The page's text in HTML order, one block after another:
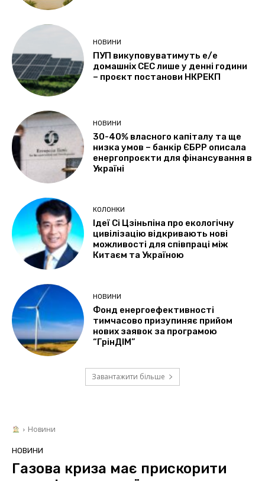
НОВИНИ
ПУП викуповуватимуть е/е
домашніх СЕС лише у денні години
– проєкт постанови НКРЕКП
НОВИНИ
30-40% власного капіталу та ще
низка умов – банкір ЄБРР описала
енергопроєкти для фінансування в
Україні
КОЛОНКИ
Ідеї Сі Цзіньпіна про екологічну
цивілізацію відкривають нові
можливості для співпраці між
Китаєм та Україною
НОВИНИ
Фонд енергоефективності
тимчасово призупиняє прийом
нових заявок за програмою
“ГрінДІМ”
Завантажити більше